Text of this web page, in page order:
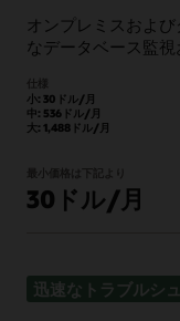
オンプレミスおよ
なデータベース監視
仕様
小: 30ドル/月
中: 536ドル/月
大: 1,488ドル/月
最小価格は下記より
30ドル/月
迅速なトラブルシ